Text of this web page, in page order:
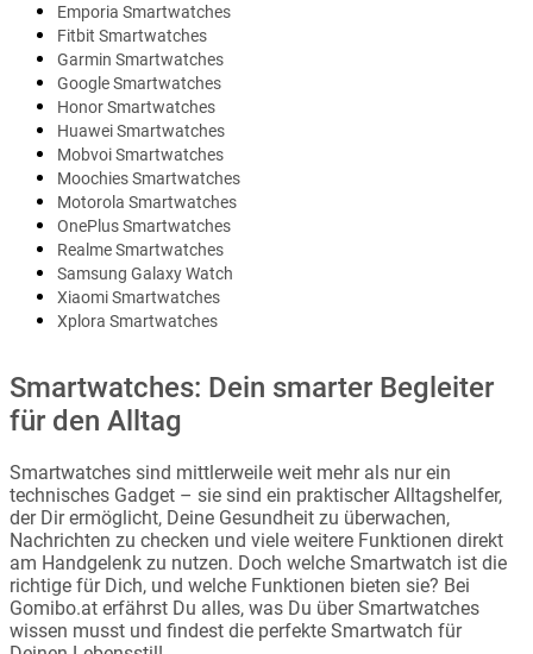
Emporia Smartwatches
Fitbit Smartwatches
Garmin Smartwatches
Google Smartwatches
Honor Smartwatches
Huawei Smartwatches
Mobvoi Smartwatches
Moochies Smartwatches
Motorola Smartwatches
OnePlus Smartwatches
Realme Smartwatches
Samsung Galaxy Watch
Xiaomi Smartwatches
Xplora Smartwatches
Smartwatches: Dein smarter Begleiter
für den Alltag
Smartwatches sind mittlerweile weit mehr als nur ein
technisches Gadget – sie sind ein praktischer Alltagshelfer,
der Dir ermöglicht, Deine Gesundheit zu überwachen,
Nachrichten zu checken und viele weitere Funktionen direkt
am Handgelenk zu nutzen. Doch welche Smartwatch ist die
richtige für Dich, und welche Funktionen bieten sie? Bei
Gomibo.at erfährst Du alles, was Du über Smartwatches
wissen musst und findest die perfekte Smartwatch für